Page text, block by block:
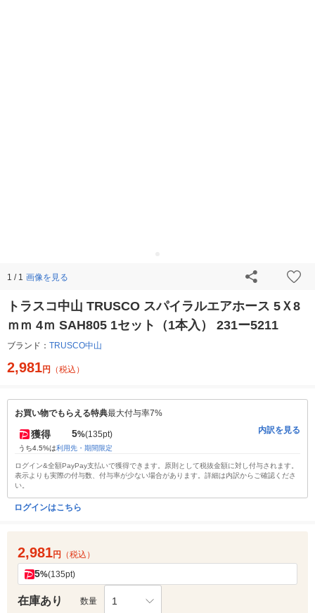
1 / 1 画像を見る
トラスコ中山 TRUSCO スパイラルエアホース 5Ｘ8
ｍｍ 4ｍ SAH805 1セット（1本入） 231ー5211
ブランド： TRUSCO中山
2,981円 （税込）
お買い物でもらえる特典最大付与率7%
獲得 5%(135pt)
うち4.5%は利用先・期間限定
内訳を見る
ログイン&全額PayPay支払いで獲得できます。原則として税抜金額に対し付与されます。
表示よりも実際の付与数、付与率が少ない場合があります。詳細は内訳からご確認くださ
い。
ログインはこちら
2,981円 （税込）
5%(135pt)
在庫あり 数量 1